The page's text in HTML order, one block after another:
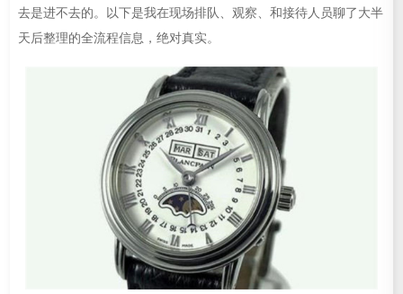
去是进不去的。以下是我在现场排队、观察、和接待人员聊了大半
天后整理的全流程信息，绝对真实。